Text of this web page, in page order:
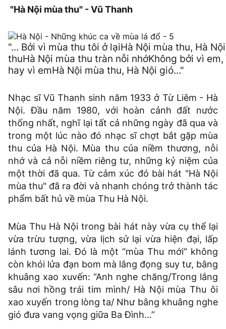
"Hà Nội mùa thu" - Vũ Thanh
"... Bởi vì mùa thu tôi ở lạiHà Nội mùa thu, Hà Nội
thuHà Nội mùa thu tràn nỗi nhớKhông bởi vì em,
hay vì emHà Nội mùa thu, Hà Nội gió..."
Nhạc sĩ Vũ Thanh sinh năm 1933 ở Từ Liêm - Hà
Nội. Ðầu năm 1980, với hoàn cảnh đất nước
thống nhất, nghĩ lại tất cả những ngày đã qua và
trong một lúc nào đó nhạc sĩ chợt bắt gặp mùa
thu của Hà Nội. Mùa thu của niềm thương, nỗi
nhớ và cả nỗi niềm riêng tư, những kỷ niệm của
một thời đã qua. Từ cảm xúc đó bài hát "Hà Nội
mùa thu" đã ra đời và nhanh chóng trở thành tác
phẩm bất hủ về mùa Thu Hà Nội.
Mùa Thu Hà Nội trong bài hát này vừa cụ thể lại
vừa trừu tượng, vừa lịch sử lại vừa hiện đại, lấp
lánh tương lai. Đó là một “mùa Thu mới” không
còn khói lửa đạn bom mà lắng đọng suy tư, bâng
khuâng xao xuvến: “Anh nghe chăng/Trong lắng
sâu nơi hồng trái tim mình/ Hà Nội mùa Thu ôi
xao xuyến trong lòng ta/ Như bâng khuâng nghe
gió đưa vang vọng giữa Ba Đình…”